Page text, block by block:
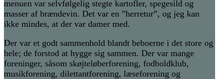
menuen var selvfølgelig stegte kartofler, spegesild og
masser af brændevin. Det var en ”herretur”, og jeg kan
ikke mindes, at der var damer med.
Der var et godt sammenhold blandt beboerne i det store og
hele; de forstod at hygge sig sammen. Der var mange
foreninger, såsom skøjteløberforening, fodboldklub,
musikforening, dilettantforening, læseforening og